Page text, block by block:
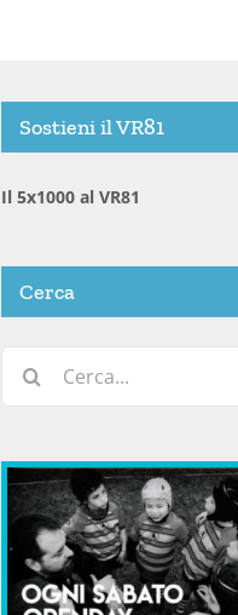
Sostieni il VR81
Il 5x1000 al VR81
Cerca
per: